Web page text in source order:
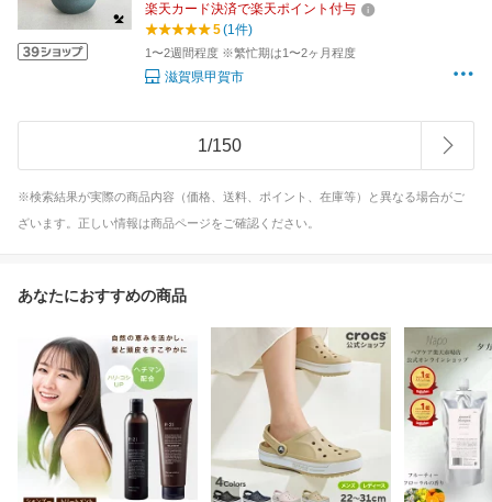
楽天カード決済で楽天ポイント付与
5(1件)
1〜2週間程度 ※繁忙期は1〜2ヶ月程度
滋賀県甲賀市
1/150
※検索結果が実際の商品内容（価格、送料、ポイント、在庫等）と異なる場合がご
ざいます。正しい情報は商品ページをご確認ください。
あなたにおすすめの商品